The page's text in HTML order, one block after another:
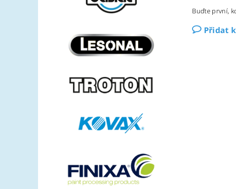
Buďte první,
Přidat